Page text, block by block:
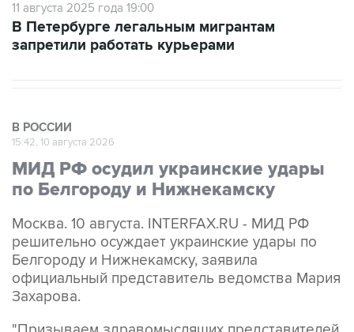
11 августа 2025 года 19:00
В Петербурге легальным мигрантам
запретили работать курьерами
В РОССИИ
15:42, 10 августа 2026
МИД РФ осудил украинские удары
по Белгороду и Нижнекамску
Москва. 10 августа. INTERFAX.RU - МИД РФ
решительно осуждает украинские удары по
Белгороду и Нижнекамску, заявила
официальный представитель ведомства Мария
Захарова.